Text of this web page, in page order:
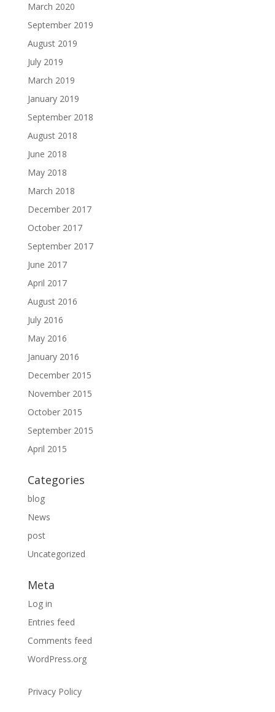
March 2020
September 2019
August 2019
July 2019
March 2019
January 2019
September 2018
August 2018
June 2018
May 2018
March 2018
December 2017
October 2017
September 2017
June 2017
April 2017
August 2016
July 2016
May 2016
January 2016
December 2015
November 2015
October 2015
September 2015
April 2015
Categories
blog
News
post
Uncategorized
Meta
Log in
Entries feed
Comments feed
WordPress.org
Privacy Policy